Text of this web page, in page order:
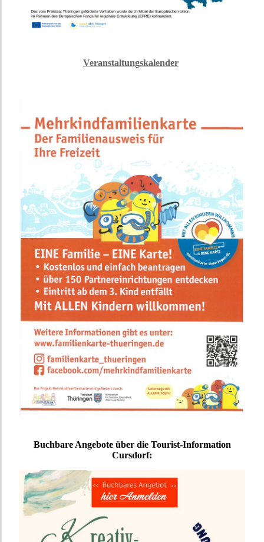
Veranstaltungskalender
Buchbare Angebote über die Tourist-Information
Cursdorf: